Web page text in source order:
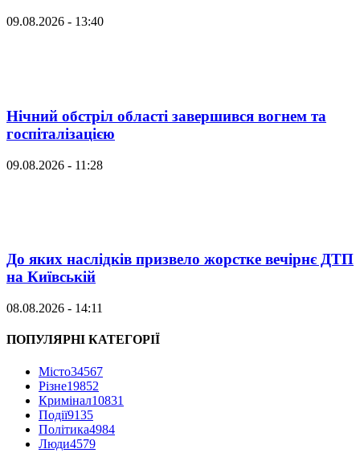
09.08.2026 - 13:40
Нічний обстріл області завершився вогнем та
госпіталізацією
09.08.2026 - 11:28
До яких наслідків призвело жорстке вечірнє ДТП
на Київській
08.08.2026 - 14:11
ПОПУЛЯРНІ КАТЕГОРІЇ
Місто34567
Різне19852
Кримінал10831
Події9135
Політика4984
Люди4579